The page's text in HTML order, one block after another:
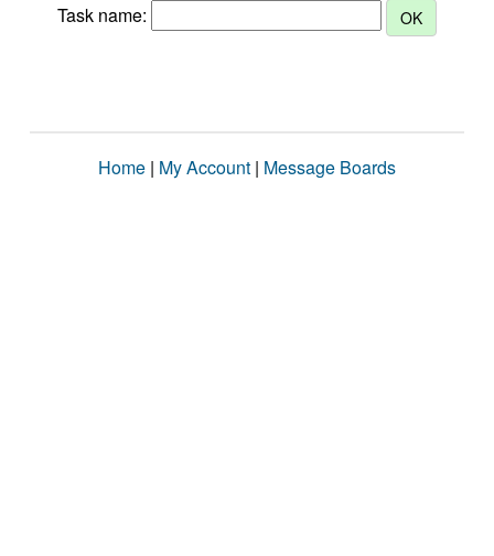
Task name:
Home | My Account | Message Boards